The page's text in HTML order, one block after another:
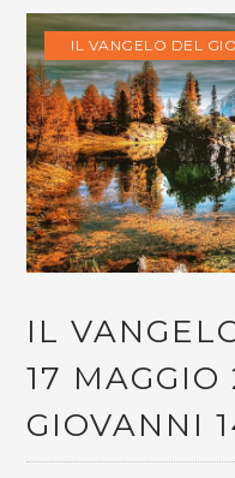
IL VANGELO DEL
IL
17 MAGGIO
GIOVANNI